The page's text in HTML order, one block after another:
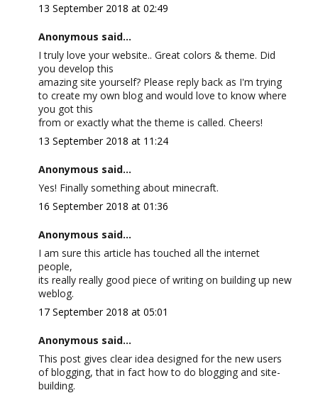
13 September 2018 at 02:49
Anonymous said...
I truly love your website.. Great colors & theme. Did
you develop this
amazing site yourself? Please reply back as I'm trying
to create my own blog and would love to know where
you got this
from or exactly what the theme is called. Cheers!
13 September 2018 at 11:24
Anonymous said...
Yes! Finally something about minecraft.
16 September 2018 at 01:36
Anonymous said...
I am sure this article has touched all the internet
people,
its really really good piece of writing on building up new
weblog.
17 September 2018 at 05:01
Anonymous said...
This post gives clear idea designed for the new users
of blogging, that in fact how to do blogging and site-
building.